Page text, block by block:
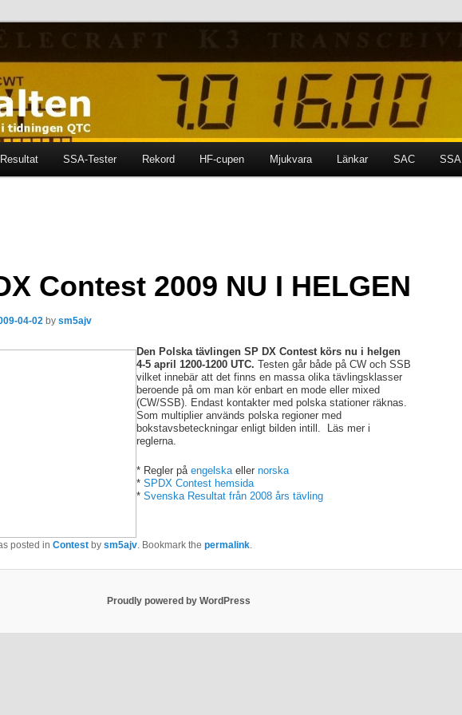
Resultat SSA-Tester Rekord HF-cupen Mjukvara Länkar SAC SSA
Contest 2009 NU I HELGEN
04-02 by sm5ajv
Den Polska tävlingen SP DX Contest körs nu i helgen
4-5 april 1200-1200 UTC. Testen går både på CW och SSB
vilket innebär att det finns en massa olika tävlingsklasser
beroende på om man kör enbart en mode eller mixed
(CW/SSB). Endast kontakter med polska stationer räknas.
Som multiplier används polska regioner med
bokstavsbeteckningar enligt bilden intill. Läs mer i
reglerna.
* Regler på engelskaeller norska
* SPDX Contest hemsida
* Svenska Resultat från 2008 års tävling
posted in Contestby sm5ajv. Bookmark the permalink.
Proudly powered by WordPress